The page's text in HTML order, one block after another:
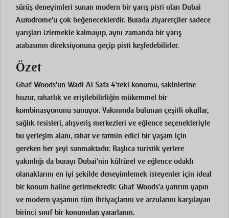
sürüş deneyimleri sunan modern bir yarış pisti olan Dubai
Autodrome'u çok beğeneceklerdir. Burada ziyaretçiler sadece
yarışları izlemekle kalmayıp, aynı zamanda bir yarış
arabasının direksiyonuna geçip pisti keşfedebilirler.
Özet
Ghaf Woods'un Wadi Al Safa 4'teki konumu, sakinlerine
huzur, rahatlık ve erişilebilirliğin mükemmel bir
kombinasyonunu sunuyor. Yakınında bulunan çeşitli okullar,
sağlık tesisleri, alışveriş merkezleri ve eğlence seçenekleriyle
bu yerleşim alanı, rahat ve tatmin edici bir yaşam için
gereken her şeyi sunmaktadır. Başlıca turistik yerlere
yakınlığı da burayı Dubai'nin kültürel ve eğlence odaklı
olanaklarını en iyi şekilde deneyimlemek isteyenler için ideal
bir konum haline getirmektedir. Ghaf Woods'a yatırım yapın
ve modern yaşamın tüm ihtiyaçlarını ve arzularını karşılayan
birinci sınıf bir konumdan yararlanın.